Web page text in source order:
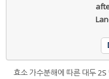
효소 가수분해에 따른 대두